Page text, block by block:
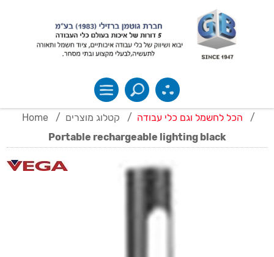
Home / קטלוג מוצרים / הכל לחשמל וגם כלי עבודה
/
Portable rechargeable lighting black